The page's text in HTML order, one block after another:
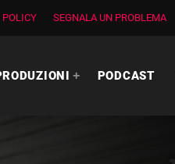
POLICY SEGNALA UN PROBLEMA
PODCAST